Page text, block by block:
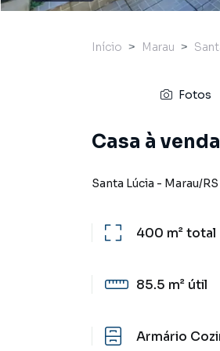
Início Marau
Fotos
Casa à
Santa Lúcia - Marau/RS
400 m²total
85.5 m² útil
Armário